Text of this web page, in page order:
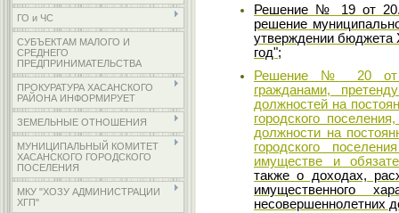
ГО и ЧС
СУБЪЕКТАМ МАЛОГО И
СРЕДНЕГО
ПРЕДПРИНИМАТЕЛЬСТВА
ПРОКУРАТУРА ХАСАНСКОГО
РАЙОНА ИНФОРМИРУЕТ
ЗЕМЕЛЬНЫЕ ОТНОШЕНИЯ
МУНИЦИПАЛЬНЫЙ КОМИТЕТ
ХАСАНСКОГО ГОРОДСКОГО
ПОСЕЛЕНИЯ
МКУ "ХОЗУ АДМИНИСТРАЦИИ
ХГП"
Решение № 19 от
решение
утверждении бюджета
год";
Решение № 20 от
гражданами,
должностей на
городского
должности на
городского
имуществе и
также о доходах,
имущественного
несовершеннолетних